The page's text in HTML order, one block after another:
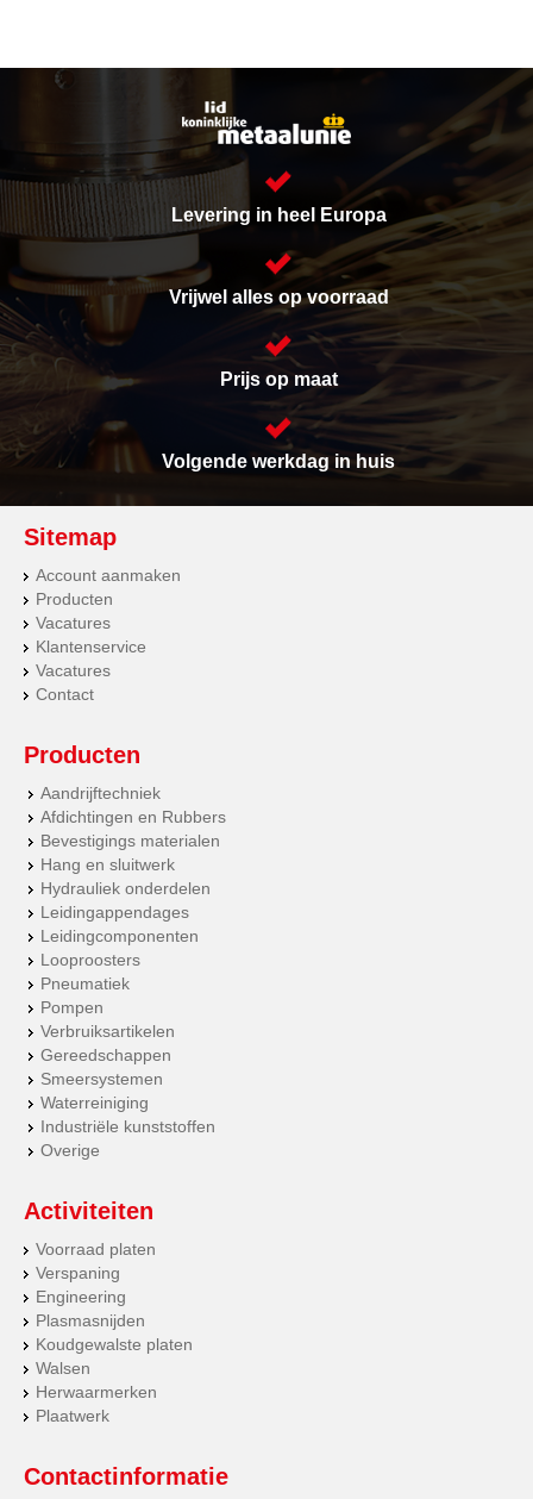
Levering in heel Europa
Vrijwel alles op voorraad
Prijs op maat
Volgende werkdag in huis
Sitemap
Account aanmaken
Producten
Vacatures
Klantenservice
Vacatures
Contact
Producten
Aandrijftechniek
Afdichtingen en Rubbers
Bevestigings materialen
Hang en sluitwerk
Hydrauliek onderdelen
Leidingappendages
Leidingcomponenten
Looproosters
Pneumatiek
Pompen
Verbruiksartikelen
Gereedschappen
Smeersystemen
Waterreiniging
Industriële kunststoffen
Overige
Activiteiten
Voorraad platen
Verspaning
Engineering
Plasmasnijden
Koudgewalste platen
Walsen
Herwaarmerken
Plaatwerk
Contactinformatie